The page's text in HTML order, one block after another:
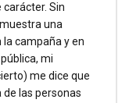
carácter. Sin
una
la campaña y en
mi
me dice que
de las personas